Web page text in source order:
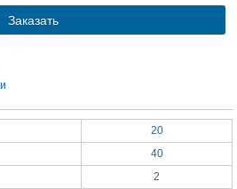
Заказать
20
40
2